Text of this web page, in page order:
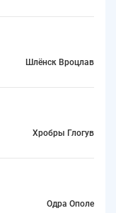
Шлёнск Вроцлав
Хробры Глогув
Одра Ополе